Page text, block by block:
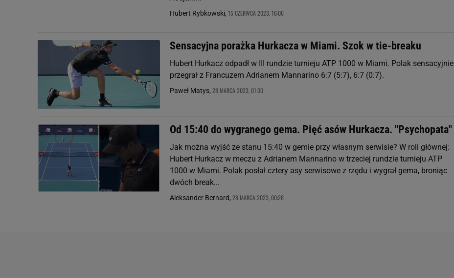
Hubert Rybkowski, 15 CZERWCA 2023, 16:06
Sensacyjna porażka Hurkacza w Miami. Szok w tie-breaku
Hubert Hurkacz odpadł w III rundzie turnieju ATP 1000 w Miami. Polak sensacyjnie
przegrał z Francuzem Adrianem Mannarino 6:7 (5:7), 6:7 (0:7).
Paweł Matys, 28 MARCA 2023, 01:30
Od 15:40 do wygranego gema. Pięć asów Hurkacza. "Psychopata"
Jak można wyjść ze stanu 15:40 w gemie przy własnym serwisie? W roli głównej:
Hubert Hurkacz w meczu z Adrianem Mannarino w trzeciej rundzie turnieju ATP
1000 w Miami. Polak posłał cztery asy serwisowe z rzędu i wygrał gema, broniąc
dwóch break...
Aleksander Bernard, 28 MARCA 2023, 00:26